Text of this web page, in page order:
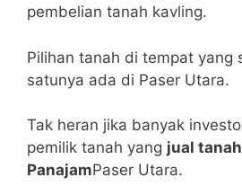
pembelian tanah kavling.
Pilihan tanah di tempat yang
satunya ada di Paser Utara.
Tak heran jika banyak
pemilik tanah yang jual
PanajamPaser Utara.